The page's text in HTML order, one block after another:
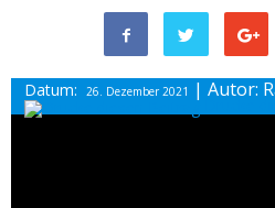
Datum: 26. Dezember 2021 | Autor: